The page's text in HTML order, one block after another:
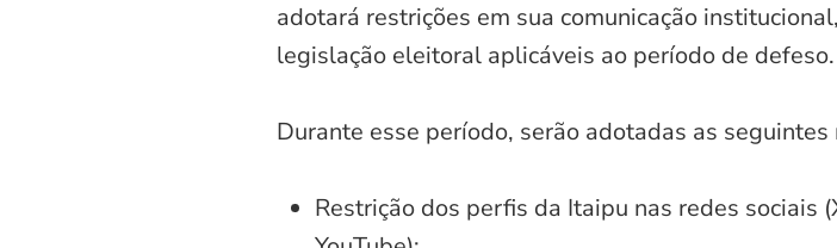
adotará restrições em sua comunicação
legislação eleitoral aplicáveis ao período de defeso.
Durante esse período, serão adotadas as seguintes
Restrição dos perfis da Itaipu nas redes sociais